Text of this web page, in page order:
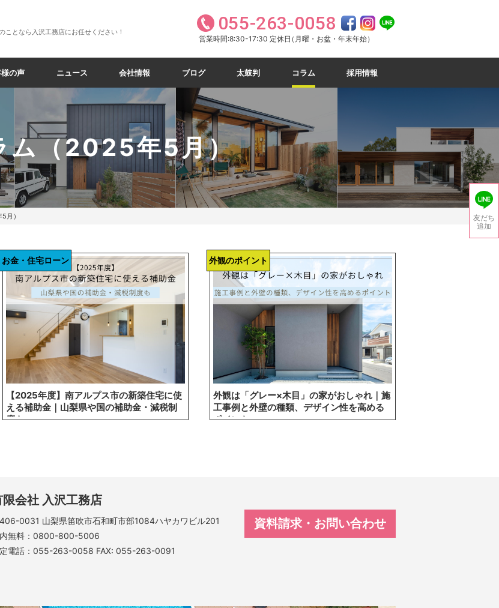
ことなら入沢工務店にお任せください！ 055-263-0058
営業時間:8:30-17:30 定休日（月曜・お盆・年末年始）
の声 ニュース 会社情報 ブログ 太鼓判 コラム 採用情報
ム（2025年5月）
月）
【2025年度】南アルプス市の新築住宅に使
える補助金｜山梨県や国の補助金・減税制
度も
お金・住宅ローン
外観は「グレー×木目」の家がおしゃれ｜施
工事例と外壁の種類、デザイン性を高める
ポイント
外観のポイント
限会社 入沢工務店
0031 山梨県笛吹市石和町市部1084ハヤカワビル201
無料： 0800-800-5006
電話： 055-263-0058 FAX: 055-263-0091
資料請求・お問い合わせ
友だち
追加